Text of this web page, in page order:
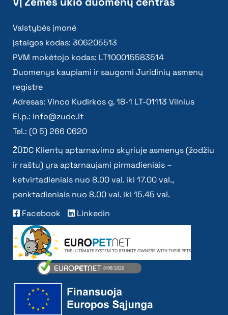
Valstybės įmonė
Įstaigos kodas: 306205513
PVM mokėtojo kodas: LT100015583514
Duomenys kaupiami ir saugomi Juridinių asmenų
registre
Adresas: Vinco Kudirkos g. 18-1 LT-01113 Vilnius
El.p.: info@zudc.lt
Tel.: (0 5) 266 0620
ŽŪDC Klientų aptarnavimo skyriuje asmenys (žodžiu
ir raštu) yra aptarnaujami pirmadieniais –
ketvirtadieniais nuo 8.00 val. iki 17.00 val.,
penktadieniais nuo 8.00 val. iki 15.45 val.
Facebook
Linkedin